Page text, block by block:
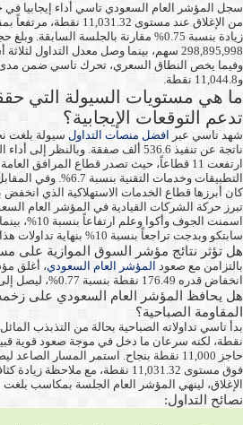
سجل المؤشر العام السعودي تاسي أداء إيجابيا في
زيادة بنسبة 0.75% مقارنة بالجلسة السابقة.
و11,044.8 نقطة.
ما هي مستويات السيولة التي
تدعم التوقعات الإيجابية؟
شهد تاسي عبر افضل منصات التداول
ناتجة عن تنفيذ 536.6 ألف صفقة.
تبرز حركة الشركات القيادية في المؤشر العام
اسمنت الجوف
سابتكو وبدجت تراجعاً بنسبة 10% بنهاية تداولات هذا اليوم الموافق 7 / 5 / 2026.
هل تؤثر نتائج مؤشر السوق الموازية على
بالتزامن مع صعود المؤشر العام السعودي، أغلق
انخفاض قدره 176.49 نقطة بنسبة 0.77%، ليصل إلى مستوى 22,635.35 نقطة.
هل يحافظ المؤشر العام السعودي على
المقاومة الصباحية؟
نقطة، لكنه سرعان ما دخل في موجة صعود قوية
حاجز 11,000 نقطة بنجاح. استمر المسار
فوق مستوى 11,031.32 نقطة، مع
الإغلاق، لينهي المؤشر العام الجلسة بمكاسب بلغت 82.05+ نقطة.
نصائح التداول: